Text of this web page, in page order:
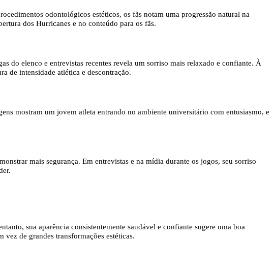
odontológicos estéticos, os fãs notam uma progressão natural na
dos Hurricanes e no conteúdo para os fãs.
do elenco e entrevistas recentes revela um sorriso mais relaxado e confiante. À
de intensidade atlética e descontração.
mostram um jovem atleta entrando no ambiente universitário com entusiasmo, e
mais segurança. Em entrevistas e na mídia durante os jogos, seu sorriso
sua aparência consistentemente saudável e confiante sugere uma boa
de grandes transformações estéticas.